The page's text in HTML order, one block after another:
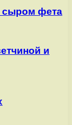
сыром фета
и